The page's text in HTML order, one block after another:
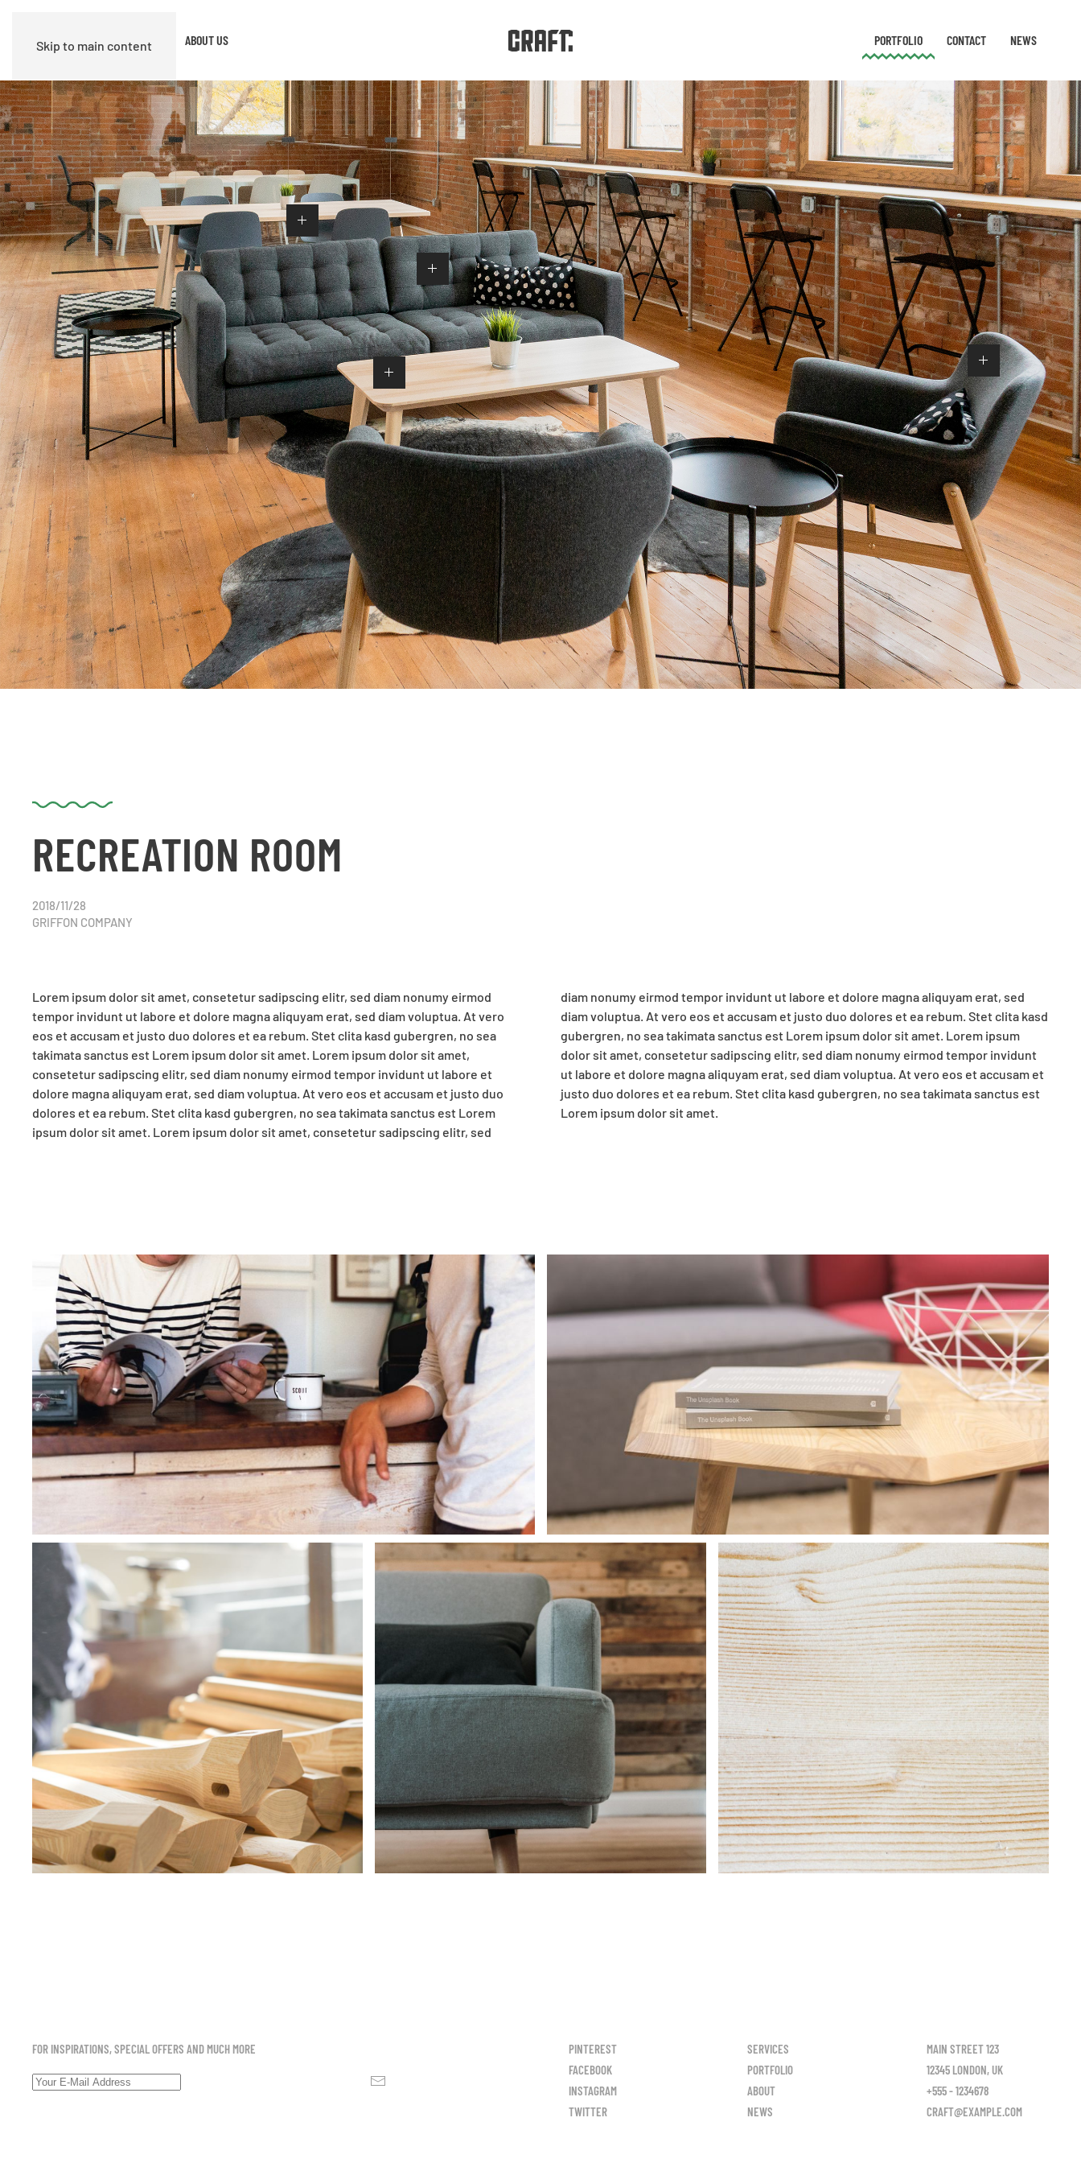
Skip to main content
SERVICES MATERIALS ABOUT US PORTFOLIO CONTACT NEWS
RECREATION ROOM
2018/11/28
GRIFFON COMPANY
Lorem ipsum dolor sit amet, consetetur sadipscing elitr, sed diam nonumy eirmod
tempor invidunt ut labore et dolore magna aliquyam erat, sed diam voluptua. At vero
eos et accusam et justo duo dolores et ea rebum. Stet clita kasd gubergren, no sea
takimata sanctus est Lorem ipsum dolor sit amet. Lorem ipsum dolor sit amet,
consetetur sadipscing elitr, sed diam nonumy eirmod tempor invidunt ut labore et
dolore magna aliquyam erat, sed diam voluptua. At vero eos et accusam et justo duo
dolores et ea rebum. Stet clita kasd gubergren, no sea takimata sanctus est Lorem
ipsum dolor sit amet. Lorem ipsum dolor sit amet, consetetur sadipscing elitr, sed
diam nonumy eirmod tempor invidunt ut labore et dolore magna aliquyam erat, sed
diam voluptua. At vero eos et accusam et justo duo dolores et ea rebum. Stet clita kasd
gubergren, no sea takimata sanctus est Lorem ipsum dolor sit amet. Lorem ipsum
dolor sit amet, consetetur sadipscing elitr, sed diam nonumy eirmod tempor invidunt
ut labore et dolore magna aliquyam erat, sed diam voluptua. At vero eos et accusam et
justo duo dolores et ea rebum. Stet clita kasd gubergren, no sea takimata sanctus est
Lorem ipsum dolor sit amet.
FOR INSPIRATIONS, SPECIAL OFFERS AND MUCH MORE
PINTEREST
FACEBOOK
INSTAGRAM
TWITTER
SERVICES
PORTFOLIO
ABOUT
NEWS
MAIN STREET 123
12345 LONDON, UK
+555 - 1234678
CRAFT@EXAMPLE.COM